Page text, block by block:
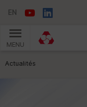
EN
MENU
Vous êtes ici:
Actualités